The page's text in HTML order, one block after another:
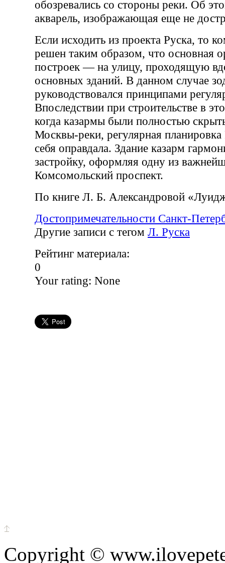
обозревались со стороны реки. Об
акварель, изображающая еще не
Если исходить из проекта Руска, то
решен таким образом, что основная
построек — на улицу, проходящую
основных зданий. В данном случае
руководствовался принципами
Впоследствии при строительстве в
когда казармы были полностью
Москвы-реки, регулярная
себя оправдала. Здание казарм
застройку, оформляя одну из
Комсомольский проспект.
По книге Л. Б. Александровой
Достопримечательности Санкт-
Другие записи с тегом Л. Руска
Рейтинг материала:
0
Your rating: None
Copyright ©